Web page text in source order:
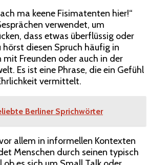
ma keene Fisimatenten hier!“
verwendet, um
dass etwas überflüssig oder
diesen Spruch häufig in
mit Freunden oder auch in der
Es ist eine Phrase, die ein Gefühl
vermittelt.
Berliner Sprichwörter
allem in informellen Kontexten
Menschen durch seinen typisch